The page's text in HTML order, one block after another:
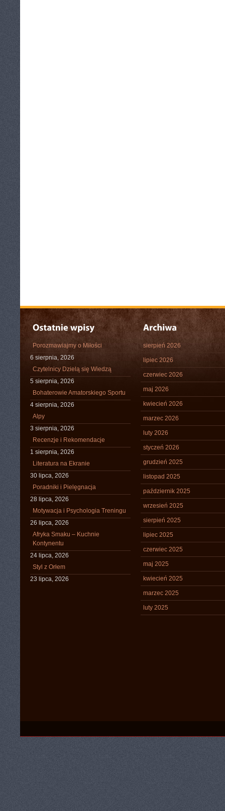
Porozmawiajmy o Miłości
6 sierpnia, 2026
Czytelnicy Dzielą się Wiedzą
5 sierpnia, 2026
Bohaterowie Amatorskiego Sportu
4 sierpnia, 2026
Alpy
3 sierpnia, 2026
Recenzje i Rekomendacje
1 sierpnia, 2026
Literatura na Ekranie
30 lipca, 2026
Poradniki i Pielęgnacja
28 lipca, 2026
Motywacja i Psychologia Treningu
26 lipca, 2026
Afryka Smaku – Kuchnie
Kontynentu
24 lipca, 2026
Styl z Orłem
23 lipca, 2026
sierpień 2026
lipiec 2026
czerwiec 2026
maj 2026
kwiecień 2026
marzec 2026
luty 2026
styczeń 2026
grudzień 2025
listopad 2025
październik 2025
wrzesień 2025
sierpień 2025
lipiec 2025
czerwiec 2025
maj 2025
kwiecień 2025
marzec 2025
luty 2025